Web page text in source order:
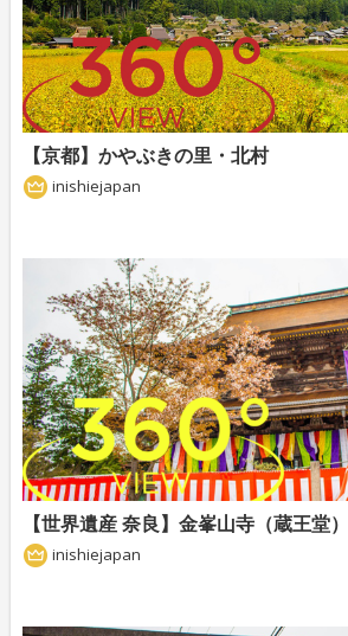
【京都】かやぶきの里・北村
inishiejapan
【世界遺産 奈良】金峯山寺（蔵王堂）
inishiejapan